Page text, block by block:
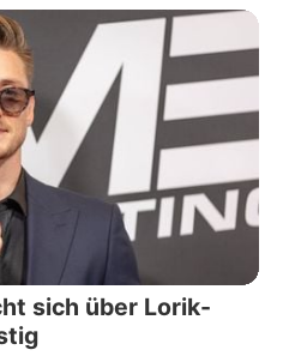
sich über Lorik-